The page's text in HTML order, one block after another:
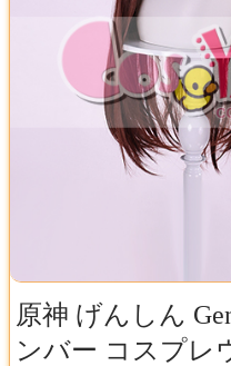
原神 げんしん
ンバー コスプレ